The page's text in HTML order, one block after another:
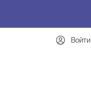
Войти